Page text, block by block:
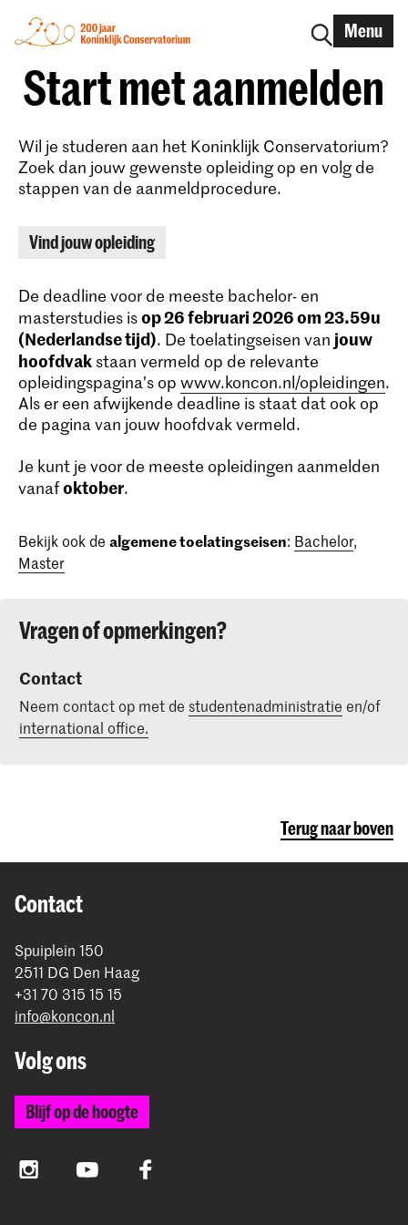
Menu
Start met aanmelden
Wil je studeren aan het Koninklijk Conservatorium?
Zoek dan jouw gewenste opleiding op en volg de
stappen van de aanmeldprocedure.
Vind jouw opleiding
De deadline voor de meeste bachelor- en
masterstudies isop 26 februari 2026 om 23.59u
(Nederlandse tijd). De toelatingseisen van jouw
hoofdvak staan vermeld op de relevante
opleidingspagina’s op www.koncon.nl/opleidingen.
Als er een afwijkende deadline is staat dat ook op
de pagina van jouw hoofdvak vermeld.
Je kunt je voor de meeste opleidingen aanmelden
vanafoktober.
Bekijk ook de algemene toelatingseisen: Bachelor,
Master
Vragen of opmerkingen?
Contact
Neem contact op met de studentenadministratie en/of
international office.
Terug naar boven
Contact
Spuiplein 150
2511 DG Den Haag
+31 70 315 15 15
info@koncon.nl
Volg ons
Blijf op de hoogte
InstagramYouTube Facebook